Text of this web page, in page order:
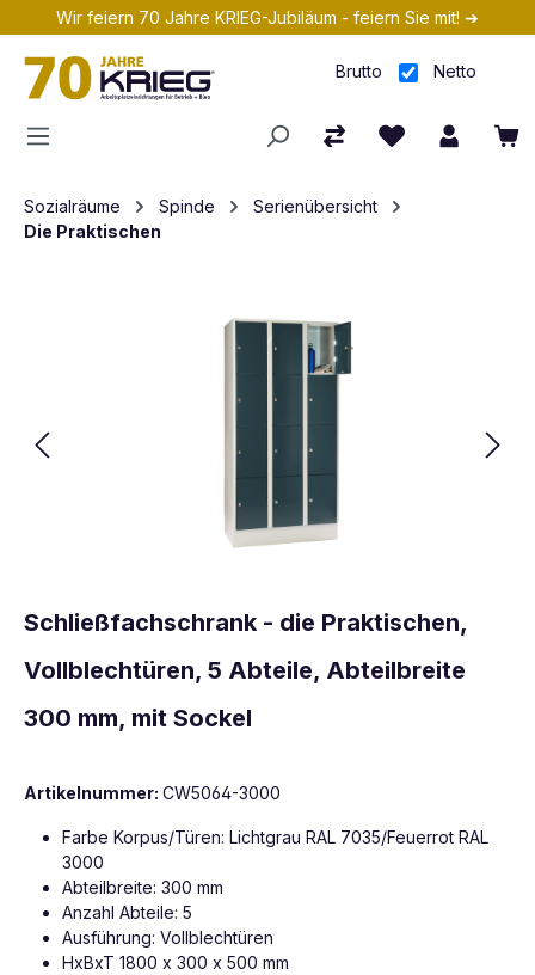
Zum Hauptinhalt springen
Wir feiern 70 Jahre KRIEG-Jubiläum - feiern Sie mit! ➔
Brutto Netto
Sozialräume Spinde
Serienübersicht
Die Praktischen
Schließfachschrank - die Praktischen,
Vollblechtüren, 5 Abteile, Abteilbreite
300 mm, mit Sockel
Artikelnummer: CW5064-3000
Farbe Korpus/Türen: Lichtgrau RAL 7035/Feuerrot RAL
3000
Abteilbreite: 300 mm
Anzahl Abteile: 5
Ausführung: Vollblechtüren
HxBxT 1800 x 300 x 500 mm